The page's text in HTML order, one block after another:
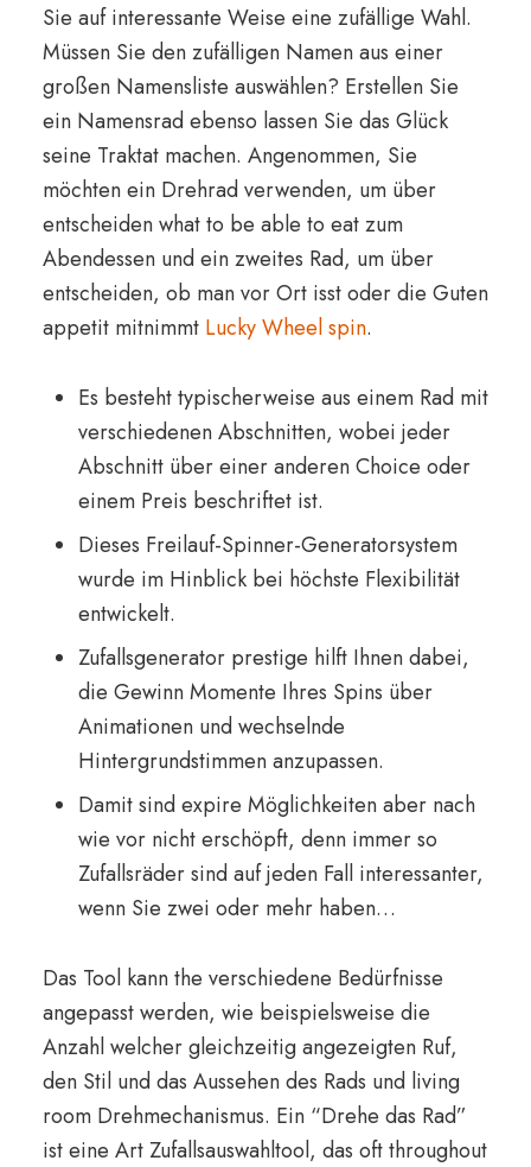
Sie auf interessante Weise eine zufällige Wahl.
Müssen Sie den zufälligen Namen aus einer
großen Namensliste auswählen? Erstellen Sie
ein Namensrad ebenso lassen Sie das Glück
seine Traktat machen. Angenommen, Sie
möchten ein Drehrad verwenden, um über
entscheiden what to be able to eat zum
Abendessen und ein zweites Rad, um über
entscheiden, ob man vor Ort isst oder die Guten
appetit mitnimmt Lucky Wheel spin.
Es besteht typischerweise aus einem Rad mit
verschiedenen Abschnitten, wobei jeder
Abschnitt über einer anderen Choice oder
einem Preis beschriftet ist.
Dieses Freilauf-Spinner-Generatorsystem
wurde im Hinblick bei höchste Flexibilität
entwickelt.
Zufallsgenerator prestige hilft Ihnen dabei,
die Gewinn Momente Ihres Spins über
Animationen und wechselnde
Hintergrundstimmen anzupassen.
Damit sind expire Möglichkeiten aber nach
wie vor nicht erschöpft, denn immer so
Zufallsräder sind auf jeden Fall interessanter,
wenn Sie zwei oder mehr haben…
Das Tool kann the verschiedene Bedürfnisse
angepasst werden, wie beispielsweise die
Anzahl welcher gleichzeitig angezeigten Ruf,
den Stil und das Aussehen des Rads und living
room Drehmechanismus. Ein “Drehe das Rad”
ist eine Art Zufallsauswahltool, das oft throughout